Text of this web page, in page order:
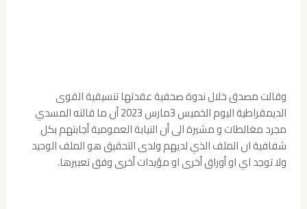
وقالت مصدق خلال ندوة صحفية عقدتها تنسيقية القوى
الديمقراطية اليوم الخميس 3مارس 2023 أن ما قالته المسدي
مجرد مغالطات و مشيرة الى أن النيابة العمومية أجابتهم بكل
شفافية ان الملف الذي لديهم ولدى التحقيق هو الملف الوحيد
ولا توجد اي او أوراق أخرى او مؤيدات أخرى وفق تعبيرها.